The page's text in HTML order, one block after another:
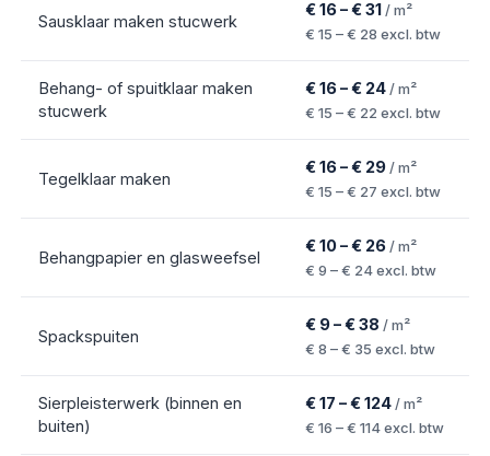
Sausklaar maken stucwerk
€ 16 – € 31 / m²
€ 15 – € 28 excl. btw
Behang- of spuitklaar maken
stucwerk
€ 16 – € 24 / m²
€ 15 – € 22 excl. btw
Tegelklaar maken
€ 16 – € 29 / m²
€ 15 – € 27 excl. btw
Behangpapier en glasweefsel
€ 10 – € 26 / m²
€ 9 – € 24excl. btw
Spackspuiten
€ 9 – € 38 / m²
€ 8 – € 35 excl. btw
Sierpleisterwerk (binnen en
buiten)
€ 17 – € 124 / m²
€ 16 – € 114excl. btw